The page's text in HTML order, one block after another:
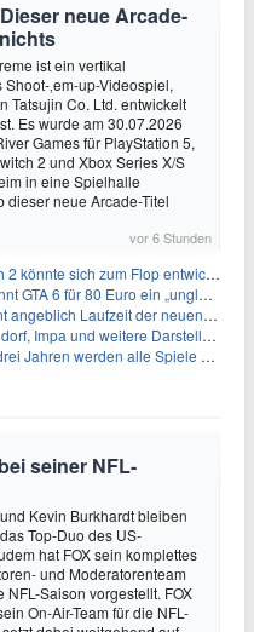
neue Arcade-
ist ein vertikal
‚em-up-Videospiel,
Tatsujin Co. Ltd. entwickelt
Es wurde am 30.07.2026
Games für PlayStation 5,
2 und Xbox Series X/S
in eine Spielhalle
neue Arcade-Titel
vor 6 Stunden
könnte sich zum Flop entwickeln
80 Euro ein „unglaubliches Schnäppchen“
Laufzeit der neuen Gameplay-Präsentation
und weitere Darsteller sollen feststehen
werden alle Spiele gestreamt
seiner NFL-
Kevin Burkhardt bleiben
Top-Duo des US-
hat FOX sein komplettes
und Moderatorenteam
NFL-Saison vorgestellt. FOX
On-Air-Team für die NFL-